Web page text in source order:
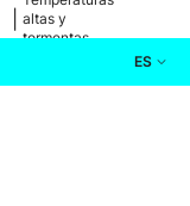
altas y
tormentas
ES